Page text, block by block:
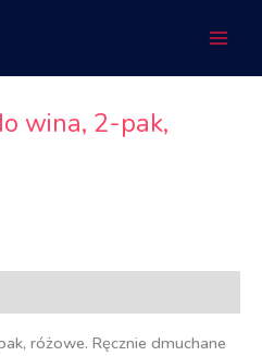
wina, 2-pak,
różowe. Ręcznie dmuchane